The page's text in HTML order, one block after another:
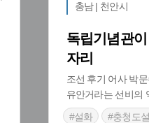
충남 | 천안시
독립기념관
자리
조선 후기 어사 박
유안거라는 선비의
#설화
#충청도